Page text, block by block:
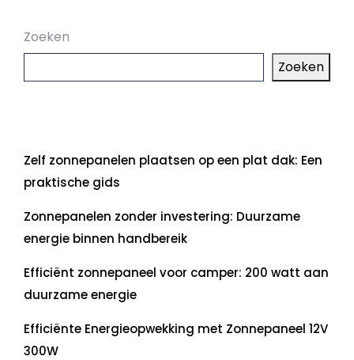
Zoeken
Zoeken
Zelf zonnepanelen plaatsen op een plat dak: Een
praktische gids
Zonnepanelen zonder investering: Duurzame
energie binnen handbereik
Efficiënt zonnepaneel voor camper: 200 watt aan
duurzame energie
Efficiënte Energieopwekking met Zonnepaneel 12V
300W